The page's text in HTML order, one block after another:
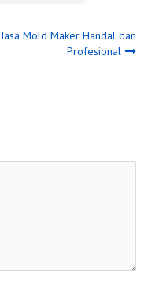
Jasa Mold Maker Handal dan
Profesional